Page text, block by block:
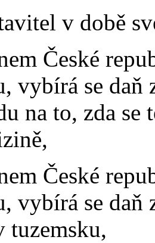
v době
České
vybírá se
na to, zda se
České
vybírá se
tuzemsku,